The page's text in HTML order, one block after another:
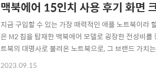
맥북에어 15인치 사용 후기 화면
지금 구입할 수 있는 가장 매력적인 애플 노트북이라
은 M2 칩을 탑재한 맥북에어 모델로 굉장한 전성비
트북의 대명사로 불려온 노트북으로, 그 브랜드 가치
'맥북에어'라는 키워드를 떠올릴 만큼 상징성을 가지
2023.09.15